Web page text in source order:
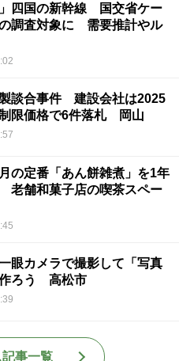
」四国の新幹線 国交省ケー
調査対象に 需要推計やル
談合事件 建設会社は2025
限価格で6件落札 岡山
の定番「あん餅雑煮」を1年
老舗和菓子店の喫茶スペー
眼カメラで撮影して「写真
ろう 高松市
事一覧